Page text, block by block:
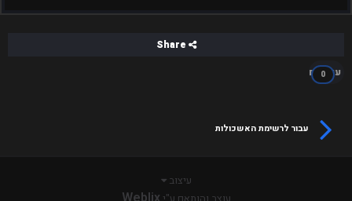
עוקבים
0
עבור לרשימת האשכולות
עיצוב
עוצב והותאם ע"י